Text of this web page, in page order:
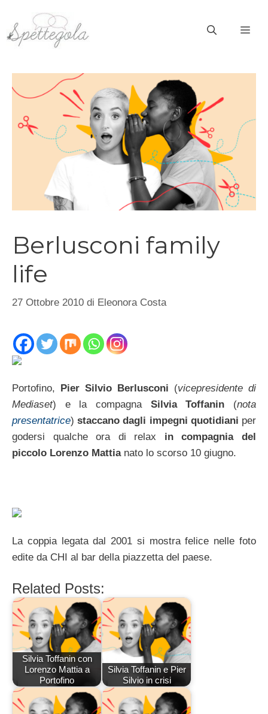
contenuto
Berlusconi family
life
27 Ottobre 2010 di Eleonora Costa
Portofino, Pier Silvio Berlusconi (vicepresidente di
Mediaset) e la compagna Silvia Toffanin (nota
presentatrice) staccano dagli impegni quotidiani per
godersi qualche ora di relax in compagnia del
piccolo Lorenzo Mattia nato lo scorso 10 giugno.
La coppia legata dal 2001 si mostra felice nelle foto
edite da CHI al bar della piazzetta del paese.
Related Posts:
Silvia Toffanin con
Lorenzo Mattia a
Portofino
Silvia Toffanin e Pier
Silvio in crisi